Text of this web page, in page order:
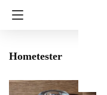
Hometester